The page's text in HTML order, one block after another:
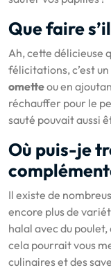
Que faire
Ah, cette délicieuse
félicitations, c’est
ometteou en
réchauffer pour le
sauté pouvait aussi
Où puis-je
Il existe de
encore plus de
halal avec du
cela pourrait vous
culinaires et des